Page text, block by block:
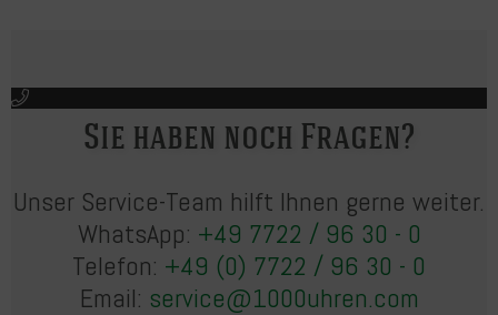
Sie haben noch Fragen?
Unser Service-Team hilft Ihnen gerne weiter.
WhatsApp: +49 7722 / 96 30 - 0
Telefon: +49 (0) 7722 / 96 30 - 0
Email: service@1000uhren.com